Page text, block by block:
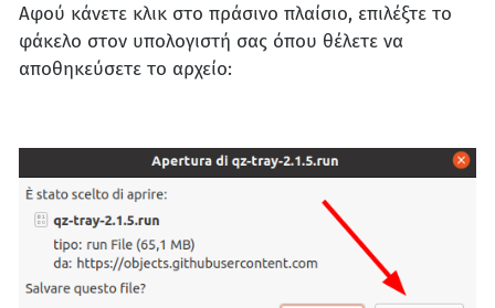
Αφού κάνετε κλικ στο πράσινο πλαίσιο, επιλέξτε το
φάκελο στον υπολογιστή σας όπου θέλετε να
αποθηκεύσετε το αρχείο: